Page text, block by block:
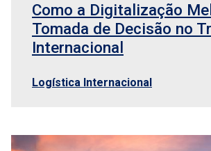
Como a Digitalização
Tomada de Decisão no
Internacional
Logística Internacional